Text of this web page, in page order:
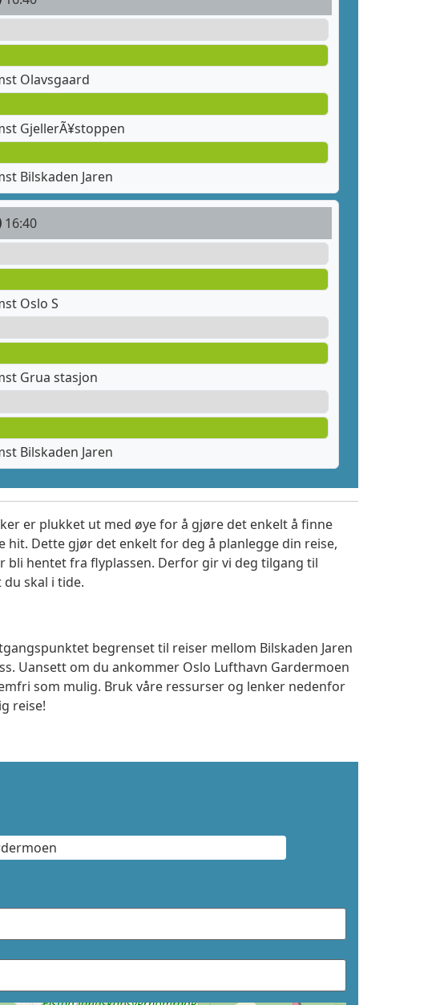
Olavsgaard
GjellerÃ¥stoppen
Bilskaden Jaren
16:40
Oslo S
Grua stasjon
Bilskaden Jaren
er plukket ut med øye for å gjøre det enkelt å finne
Dette gjør det enkelt for deg å planlegge din reise,
bli hentet fra flyplassen. Derfor gir vi deg tilgang til
skal i tide.
begrenset til reiser mellom Bilskaden Jaren
Uansett om du ankommer Oslo Lufthavn Gardermoen
som mulig. Bruk våre ressurser og lenker nedenfor
reise!